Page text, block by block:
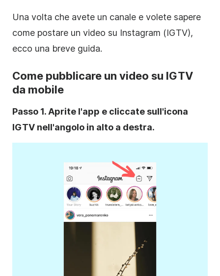
Una volta che avete un canale e volete sapere
come postare un video su Instagram (IGTV),
ecco una breve guida.
Come pubblicare un video su IGTV
da mobile
Passo 1. Aprite l'app e cliccate sull'icona
IGTV nell'angolo in alto a destra.